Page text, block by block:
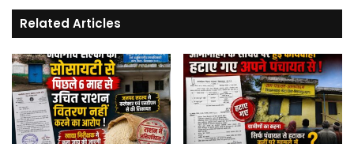
शिक्षकों
जारी
हुई
नोटिस
।
Related Articles